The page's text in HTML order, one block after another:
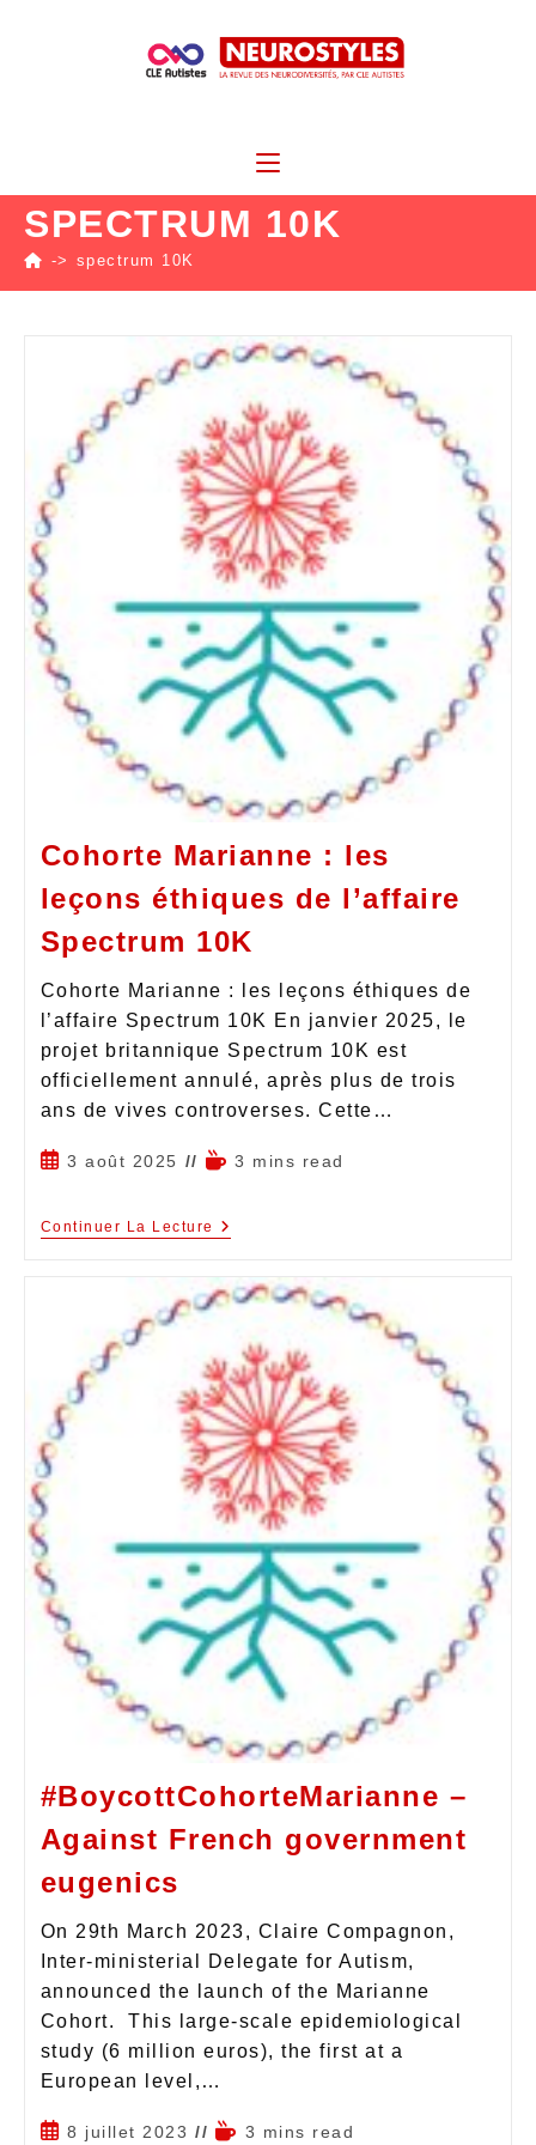
SPECTRUM 10K
-> spectrum 10K
Cohorte Marianne : les
leçons éthiques de l’affaire
Spectrum 10K
Cohorte Marianne : les leçons éthiques de
l’affaire Spectrum 10K En janvier 2025, le
projet britannique Spectrum 10K est
officiellement annulé, après plus de trois
ans de vives controverses. Cette…
3 août 2025 3 mins read
Continuer La Lecture
#BoycottCohorteMarianne –
Against French government
eugenics
On 29th March 2023, Claire Compagnon,
Inter-ministerial Delegate for Autism,
announced the launch of the Marianne
Cohort. This large-scale epidemiological
study (6 million euros), the first at a
European level,…
8 juillet 2023 3 mins read